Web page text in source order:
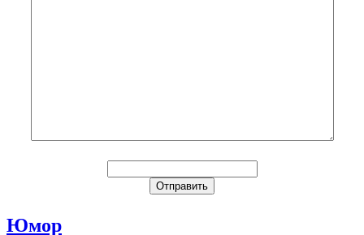
Юмор